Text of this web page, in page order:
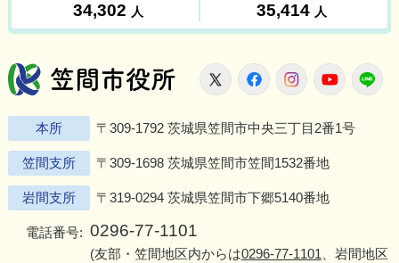
笠間市役所
X FacebookInstagram
本所 〒309-1792 茨城県笠間市中央三丁目2番1号
笠間支所 〒309-1698 茨城県笠間市笠間1532番地
岩間支所 〒319-0294 茨城県笠間市下郷5140番地
電話番号: 0296-77-1101
(友部・笠間地区内からは0296-77-1101 、岩間地区